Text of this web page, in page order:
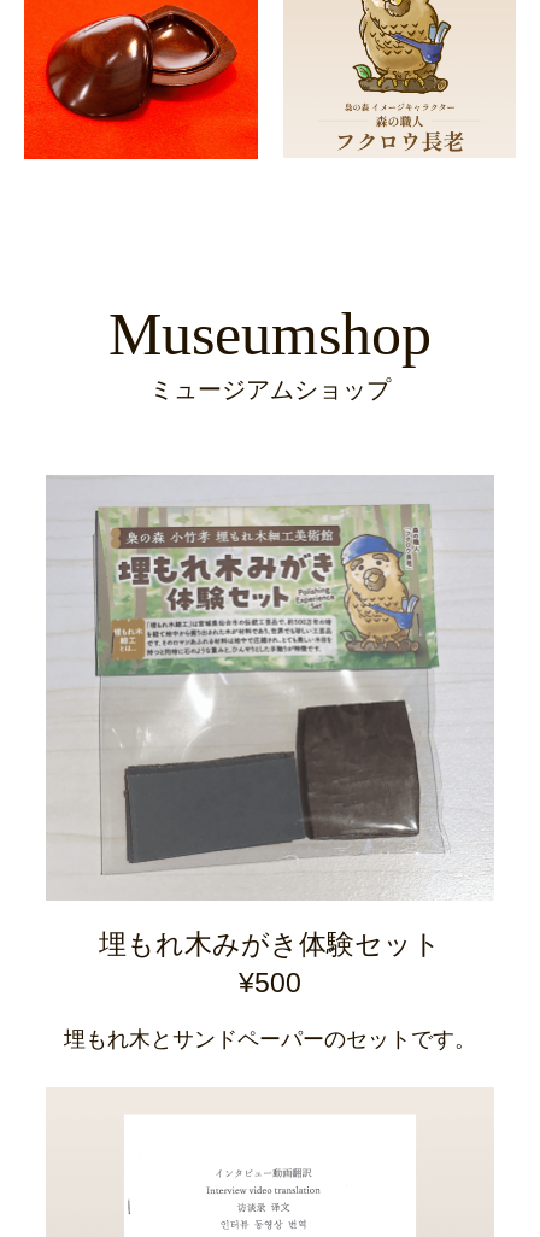
Museumshop
ミュージアムショップ
埋もれ木みがき体験セット
¥500
埋もれ木とサンドペーパーのセットです。